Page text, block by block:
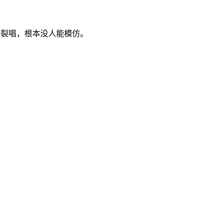
唱，根本没人能模仿。